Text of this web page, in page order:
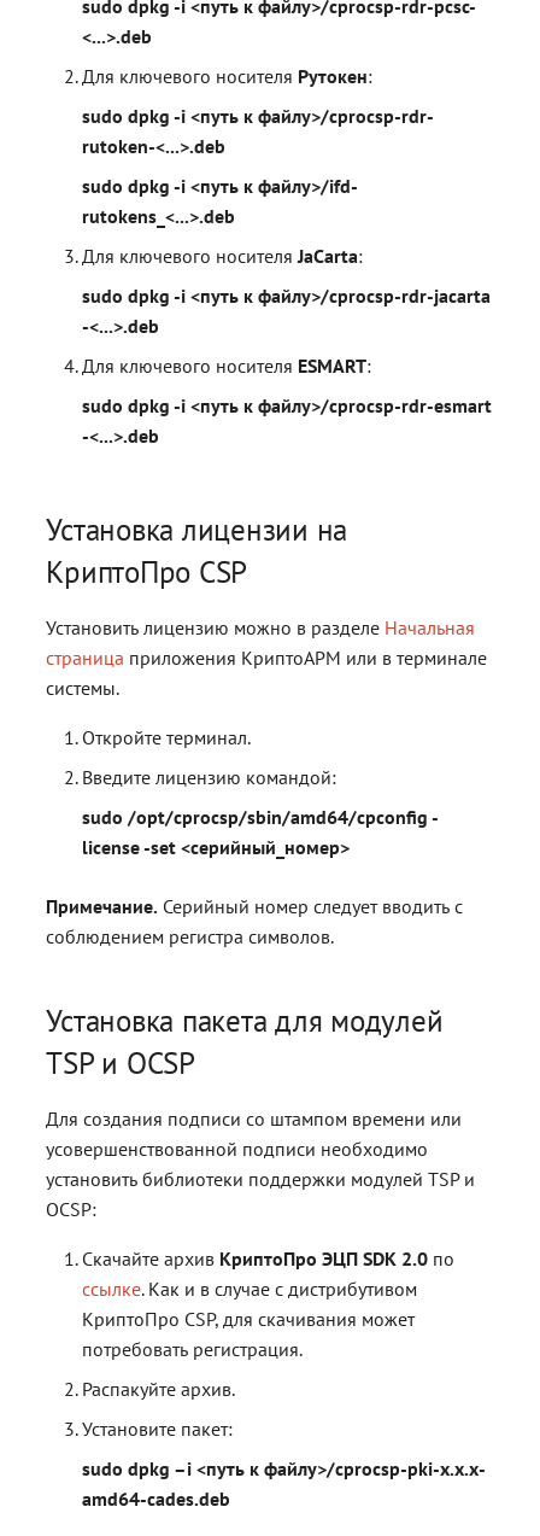
sudo dpkg -i <путь к файлу>/cprocsp-rdr-pcsc-
<...>.deb
Для ключевого носителя Рутокен:
sudo dpkg -i <путь к файлу>/cprocsp-rdr-
rutoken-<...>.deb
sudo dpkg -i <путь к файлу>/ifd-
rutokens_<...>.deb
Для ключевого носителяJaCarta:
sudo dpkg -i <путь к файлу>/cprocsp-rdr-jacarta
-<...>.deb
Для ключевого носителя ESMART:
sudo dpkg -i <путь к файлу>/cprocsp-rdr-esmart
-<...>.deb
Установка лицензии на
КриптоПро CSP
Установить лицензию можно в разделе Начальная
страница приложения КриптоАРМ или в терминале
системы.
Откройте терминал.
Введите лицензию командой:
sudo /opt/cprocsp/sbin/amd64/cpconfig -
license -set <серийный_номер>
Примечание. Серийный номер следует вводить с
соблюдением регистра символов.
Установка пакета для модулей
TSP и OCSP
Для создания подписи со штампом времени или
усовершенствованной подписи необходимо
установить библиотеки поддержки модулей TSP и
OCSP:
Скачайте архив КриптоПро ЭЦП SDK 2.0 по
ссылке. Как и в случае с дистрибутивом
КриптоПро CSP, для скачивания может
потребовать регистрация.
Распакуйте архив.
Установите пакет:
sudo dpkg –i <путь к файлу>/cprocsp-pki-х.х.х-
amd64-cades.deb